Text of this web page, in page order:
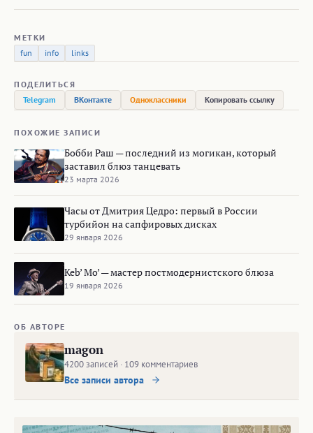
МЕТКИ
fun
info links
ПОДЕЛИТЬСЯ
Telegram
ВКонтакте Одноклассники Копировать ссылку
ПОХОЖИЕ ЗАПИСИ
Бобби Раш — последний из могикан, который
заставил блюз танцевать
23 марта 2026
Часы от Дмитрия Цедро: первый в России
турбийон на сапфировых дисках
29 января 2026
Keb’ Mo’ — мастер постмодернистского блюза
19 января 2026
ОБ АВТОРЕ
magon
4200 записей · 109 комментариев
Все записи автора